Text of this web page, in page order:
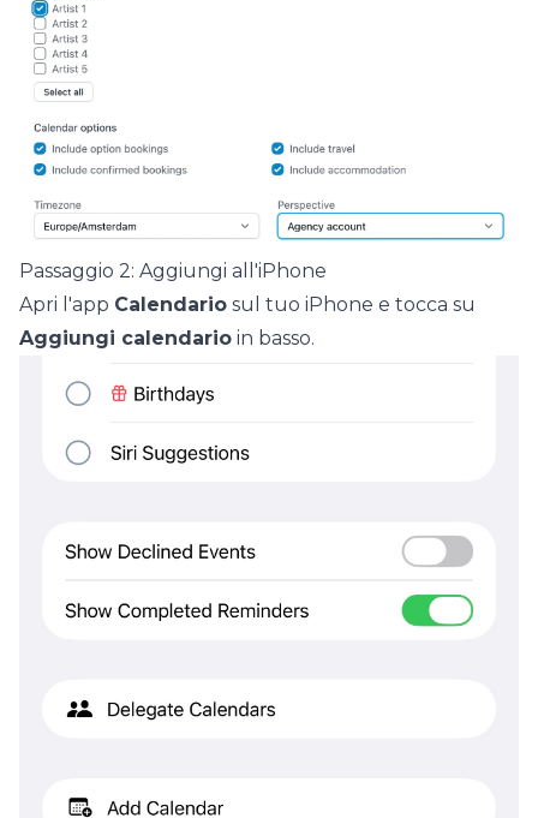
Passaggio 2: Aggiungi all'iPhone
Apri l'app Calendario sul tuo iPhone e tocca su
Aggiungi calendario in basso.